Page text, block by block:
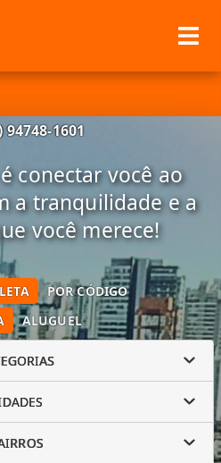
94748-1601
conectar você ao
a tranquilidade e a
você merece!
ALUGUEL
POR CÓDIGO